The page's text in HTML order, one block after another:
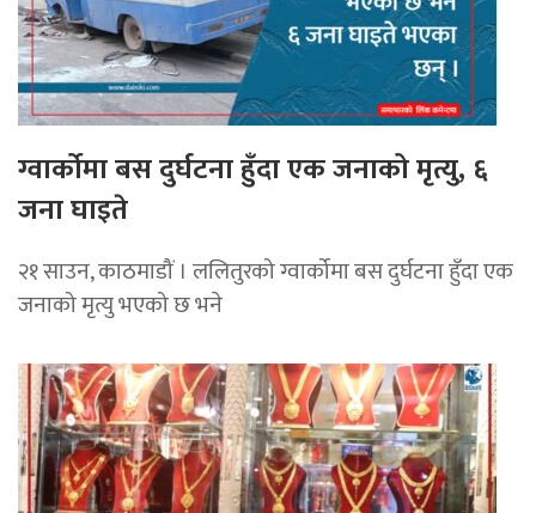
ग्वार्कोमा बस दुर्घटना हुँदा एक जनाको मृत्यु, ६
जना घाइते
२१ साउन, काठमाडौं । ललितुरको ग्वार्कोमा बस दुर्घटना हुँदा एक
जनाको मृत्यु भएको छ भने